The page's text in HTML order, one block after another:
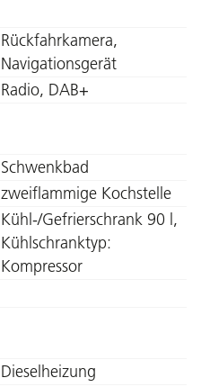
Rückfahrkamera,
Navigationsgerät
Radio, DAB+
Schwenkbad
zweiflammige Kochstelle
Kühl-/Gefrierschrank 90 l,
Kühlschranktyp:
Kompressor
Dieselheizung